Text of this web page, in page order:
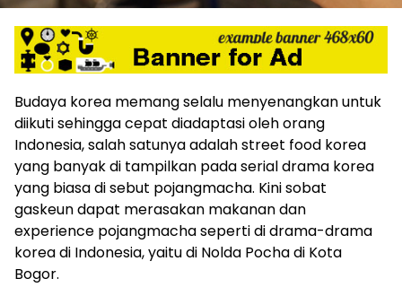
Budaya korea memang selalu menyenangkan untuk
diikuti sehingga cepat diadaptasi oleh orang
Indonesia, salah satunya adalah street food korea
yang banyak di tampilkan pada serial drama korea
yang biasa di sebut pojangmacha. Kini sobat
gaskeun dapat merasakan makanan dan
experience pojangmacha seperti di drama-drama
korea di Indonesia, yaitu di Nolda Pocha di Kota
Bogor.